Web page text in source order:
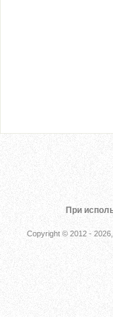
При
Copyright © 2012 -